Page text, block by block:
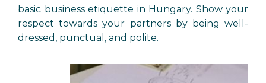
basic business etiquette in Hungary. Show your
respect towards your partners by being well-
dressed, punctual, and polite.